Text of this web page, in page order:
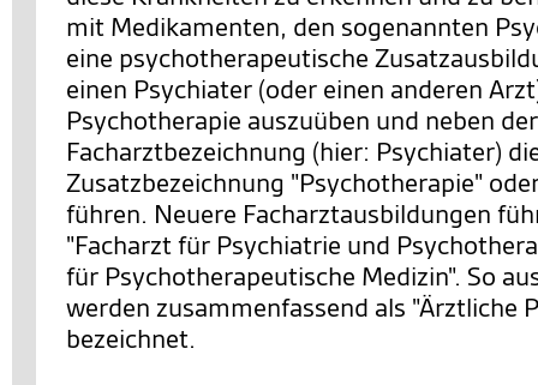
mit Medikamenten, den sogenannten
eine psychotherapeutische
einen Psychiater (oder einen anderen
Psychotherapie auszuüben und neben der
Facharztbezeichnung (hier: Psychiater)
Zusatzbezeichnung "Psychotherapie"
führen. Neuere Facharztausbildungen
"Facharzt für Psychiatrie und
für Psychotherapeutische Medizin". So
werden zusammenfassend als "Ärztliche
bezeichnet.